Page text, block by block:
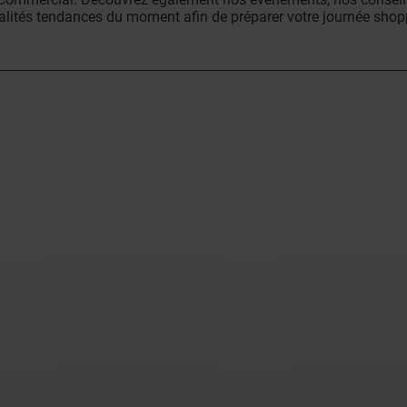
tendances du moment afin de préparer votre journée